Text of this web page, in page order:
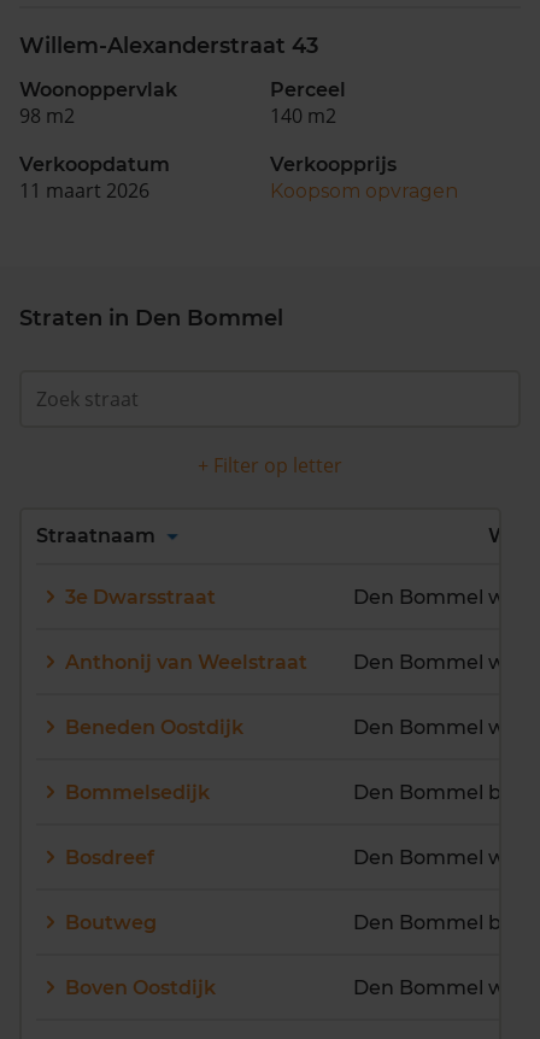
Willem-Alexanderstraat 43
Woonoppervlak
98 m2
Perceel
140 m2
Verkoopdatum
11 maart 2026
Verkoopprijs
Koopsom opvragen
Straten in Den Bommel
+ Filter op letter
Alles
Q
R S T U
V
Straatnaam Wijk
3e Dwarsstraat Den Bommel
Anthonij van Weelstraat Den Bommel
Beneden Oostdijk Den Bommel
Bommelsedijk Den Bommel
Bosdreef Den Bommel
Boutweg Den Bommel
Boven Oostdijk Den Bommel